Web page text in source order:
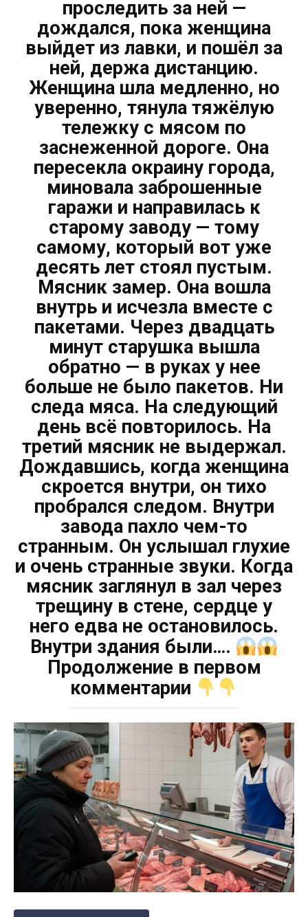
проследить за ней —
дождался, пока женщина
выйдет из лавки, и пошёл за
ней, держа дистанцию.
Женщина шла медленно, но
уверенно, тянула тяжёлую
тележку с мясом по
заснеженной дороге. Она
пересекла окраину города,
миновала заброшенные
гаражи и направилась к
старому заводу — тому
самому, который вот уже
десять лет стоял пустым.
Мясник замер. Она вошла
внутрь и исчезла вместе с
пакетами. Через двадцать
минут старушка вышла
обратно — в руках у нее
больше не было пакетов. Ни
следа мяса. На следующий
день всё повторилось. На
третий мясник не выдержал.
Дождавшись, когда женщина
скроется внутри, он тихо
пробрался следом. Внутри
завода пахло чем-то
странным. Он услышал глухие
и очень странные звуки. Когда
мясник заглянул в зал через
трещину в стене, сердце у
него едва не остановилось.
Внутри здания были….
Продолжение в первом
комментарии